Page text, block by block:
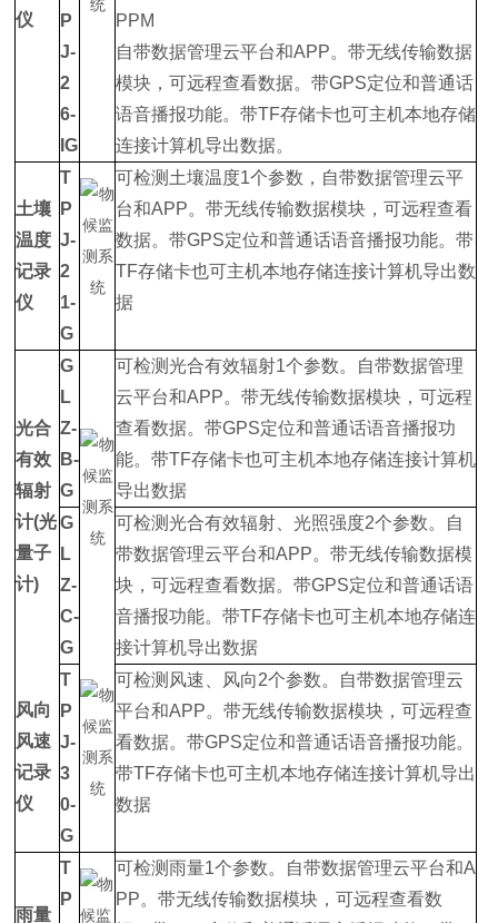
仪
P
J-
2
6-
IG
PPM
自带数据管理云平台和APP。带无线传输数据
模块，可远程查看数据。带GPS定位和普通话
语音播报功能。带TF存储卡也可主机本地存储
连接计算机导出数据。
土壤
温度
记录
仪
T
P
J-
2
1-
G
可检测土壤温度1个参数，自带数据管理云平
台和APP。带无线传输数据模块，可远程查看
数据。带GPS定位和普通话语音播报功能。带
TF存储卡也可主机本地存储连接计算机导出数
据
光合
有效
辐射
计(光
量子
计)
G
L
Z-
B-
G
可检测光合有效辐射1个参数。自带数据管理
云平台和APP。带无线传输数据模块，可远程
查看数据。带GPS定位和普通话语音播报功
能。带TF存储卡也可主机本地存储连接计算机
导出数据
G
L
Z-
C-
G
可检测光合有效辐射、光照强度2个参数。自
带数据管理云平台和APP。带无线传输数据模
块，可远程查看数据。带GPS定位和普通话语
音播报功能。带TF存储卡也可主机本地存储连
接计算机导出数据
风向
风速
记录
仪
T
P
J-
3
0-
G
可检测风速、风向2个参数。自带数据管理云
平台和APP。带无线传输数据模块，可远程查
看数据。带GPS定位和普通话语音播报功能。
带TF存储卡也可主机本地存储连接计算机导出
数据
雨量
T
P
可检测雨量1个参数。自带数据管理云平台和A
PP。带无线传输数据模块，可远程查看数